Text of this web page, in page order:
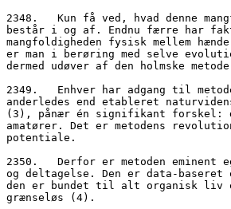
2348.   Kun få ved, hvad denne
består i og af. Endnu færre har
mangfoldigheden fysisk mellem
er man i berøring med selve
dermed udøver af den holmske
2349.   Enhver har adgang til
anderledes end etableret
(3), pånær én signifikant forskel:
amatører. Det er metodens
potentiale.
2350.   Derfor er metoden
og deltagelse. Den er data-baseret
den er bundet til alt organisk liv
grænseløs (4).